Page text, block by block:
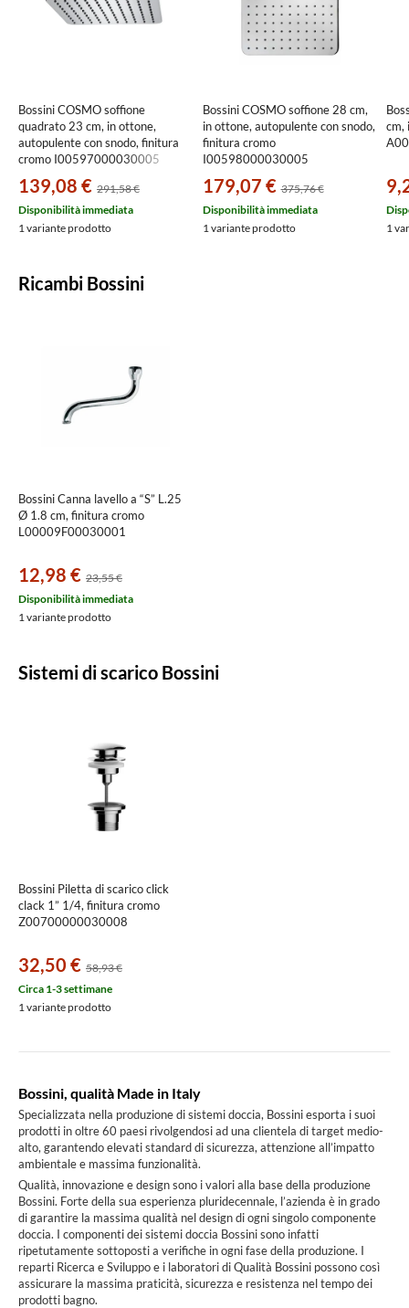
Bossini COSMO soffione
quadrato 23 cm, in ottone,
autopulente con snodo, finitura
cromo I00597000030005
139,08 € 291,58 €
Disponibilità immediata
1 variante prodotto
Bossini COSMO soffione 28 cm,
in ottone, autopulente con snodo,
finitura cromo
I00598000030005
179,07 € 375,76 €
Disponibilità immediata
1 variante prodotto
cm,
1
Ricambi Bossini
Bossini Canna lavello a “S” L.25
Ø 1.8 cm, finitura cromo
L00009F00030001
12,98 € 23,55 €
Disponibilità immediata
1 variante prodotto
Sistemi di scarico Bossini
Bossini Piletta di scarico click
clack 1” 1/4, finitura cromo
Z00700000030008
32,50 € 58,93 €
Circa 1-3 settimane
1 variante prodotto
Bossini, qualità Made in Italy
Specializzata nella produzione di sistemi doccia, Bossini esporta i suoi
prodotti in oltre 60 paesi rivolgendosi ad una clientela di target medio-
alto, garantendo elevati standard di sicurezza, attenzione all’impatto
ambientale e massima funzionalità.
Qualità, innovazione e design sono i valori alla base della produzione
Bossini. Forte della sua esperienza pluridecennale, l’azienda è in grado
di garantire la massima qualità nel design di ogni singolo componente
doccia. I componenti dei sistemi doccia Bossini sono infatti
ripetutamente sottoposti a verifiche in ogni fase della produzione. I
reparti Ricerca e Sviluppo e i laboratori di Qualità Bossini possono così
assicurare la massima praticità, sicurezza e resistenza nel tempo dei
prodotti bagno.